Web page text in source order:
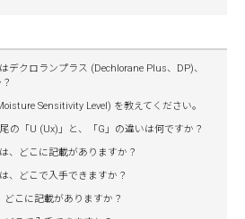
デクロランプラス (Dechlorane Plus、DP)、
Sensitivity Level) を教えてください。
の「U (Ux)」と、「G」の違いは何ですか？
、どこに記載がありますか？
、どこで入手できますか？
こに記載がありますか？